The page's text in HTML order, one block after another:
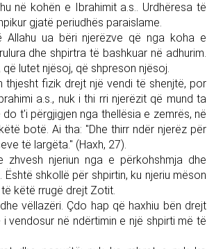
në kohën e Ibrahimit a.s.. Urdhëresa të
gjatë periudhës paraislame.
Allahu ua bëri njerëzve që nga koha e
dhe shpirtra të bashkuar në adhurim.
lutet njësoj, që shpreson njësoj.
thjesht fizik drejt një vendi të shenjtë, por
a.s., nuk i thi rri njerëzit që mund ta
t'i përgjigjen nga thellësia e zemrës, në
botë. Ai tha: "Dhe thirr ndër njerëz për
të largëta." (Haxh, 27).
njeriun nga e përkohshmja dhe
shkollë për shpirtin, ku njeriu mëson
këtë rrugë drejt Zotit.
vëllazëri. Çdo hap që haxhiu bën drejt
vendosur në ndërtimin e një shpirti më të